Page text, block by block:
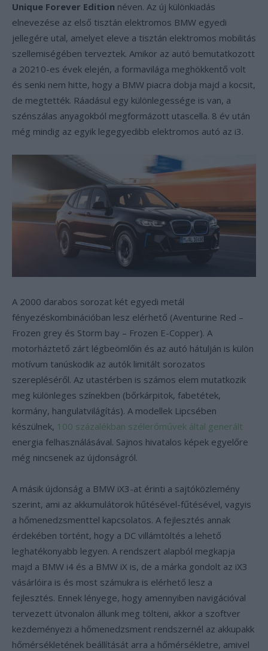
Unique Forever Edition néven. Az új különkiadás
elnevezése az első tisztán elektromos BMW egyedi
jellegére utal, amelyet eleve a tisztán elektromos mobilitás
szellemiségében terveztek. Amikor az autó bemutatkozott
a 20210-es évek elején, a formavilága meghökkentő volt
és senki nem hitte, hogy a BMW piacra dobja majd a kocsit,
de megtették. Ráadásul egy különlegessége is van, a
szénszálas anyagokból megformázott utascella. 8 év után
még mindig az egyik legegyedibb elektromos autó az i3.
A 2000 darabos sorozat két egyedi metál
fényezéskombinációban lesz elérhető (Aventurine Red –
Frozen grey és Storm bay – Frozen E-Copper). A
motorháztető zárt légbeömlőin és az autó hátulján is külön
motívum tanúskodik az autók limitált sorozatos
szerepléséről. Az utastérben is számos elem mutatkozik
meg különleges színekben (bőrkárpitok, fabetétek,
kormány, hangulatvilágítás). A modellek Lipcsében
készülnek, 100 százalékban szélerőművek által generált
energia felhasználásával. Sajnos hivatalos képek egyelőre
még nincsenek az újdonságról.
A másik újdonság a BMW iX3-at érinti a sajtóközlemény
szerint, ami az akkumulátorok hűtésével-fűtésével, vagyis
a hőmenedzsmenttel kapcsolatos. A fejlesztés annak
érdekében történt, hogy a DC villámtöltés a lehető
leghatékonyabb legyen. A rendszert alapból megkapja
majd a BMW i4 és a BMW iX is, de a márka gondolt az iX3
vásárlóira is és most számukra is elérhető lesz a
fejlesztés. Ennek lényege, hogy amennyiben navigációval
tervezett útvonalon állunk meg tölteni, akkor a szoftver
kezdeményezi a hőmenedzsment rendszernél az akkupakk
hőmérsékletének beállítását arra a hőmérsékletre, amivel